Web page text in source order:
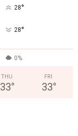
28°
28°
0%
THU
33°
FRI
33°